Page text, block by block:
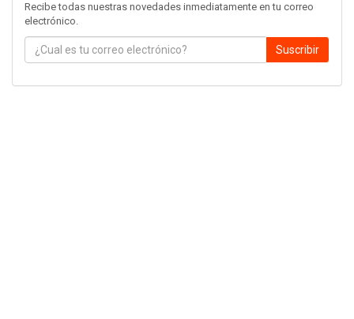
Recibe todas nuestras novedades inmediatamente en tu correo
electrónico.
Suscribir